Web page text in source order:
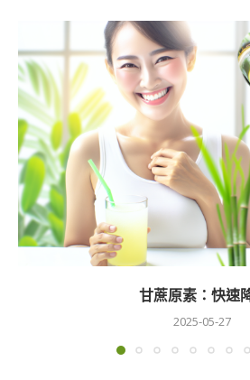
甘蔗原素：快速
2025-05-27